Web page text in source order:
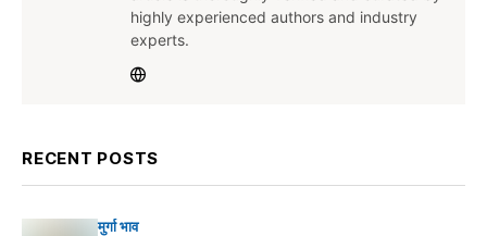
highly experienced authors and industry
experts.
RECENT POSTS
मुर्गा भाव